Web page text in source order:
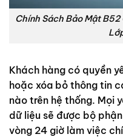
Chính Sách Bảo Mật
Khách hàng có quyền
hoặc xóa bỏ thông tin
nào trên hệ thống. Mọi
dữ liệu sẽ được bộ
vòng 24 giờ làm việc